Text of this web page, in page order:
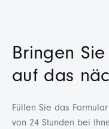
Bringen
auf das
Füllen Sie das
von 24 Stunden bei